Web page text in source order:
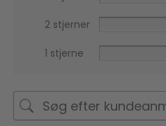
2 stjerner
1 stjerne